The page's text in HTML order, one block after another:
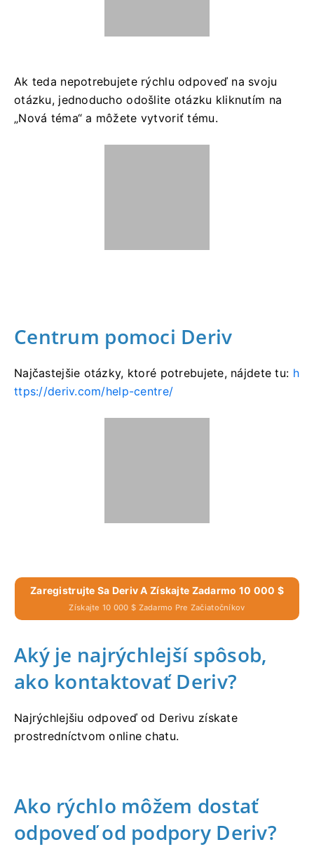
Ak teda nepotrebujete rýchlu odpoveď na svoju
otázku, jednoducho odošlite otázku kliknutím na
„Nová téma“ a môžete vytvoriť tému.
Centrum pomoci Deriv
Najčastejšie otázky, ktoré potrebujete, nájdete tu: h
ttps://deriv.com/help-centre/
Zaregistrujte Sa Deriv A Získajte Zadarmo 10 000 $
Získajte 10 000 $ Zadarmo Pre Začiatočníkov
Aký je najrýchlejší spôsob,
ako kontaktovať Deriv?
Najrýchlejšiu odpoveď od Derivu získate
prostredníctvom online chatu.
Ako rýchlo môžem dostať
odpoveď od podpory Deriv?